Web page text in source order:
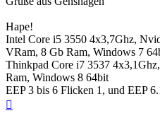
Hape!
Intel Core i5 3550 4x3,7Ghz,
VRam, 8 Gb Ram, Windows 7
Thinkpad Core i7 3537
Ram, Windows 8 64bit
EEP 3 bis 6 Flicken 1, und EEP